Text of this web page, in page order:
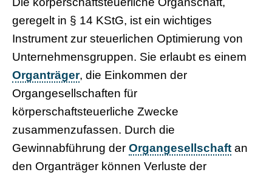
geregelt in § 14 KStG, ist ein wichtiges
Instrument zur steuerlichen Optimierung von
Unternehmensgruppen. Sie erlaubt es einem
Organträger, die Einkommen der
Organgesellschaften für
körperschaftsteuerliche Zwecke
zusammenzufassen. Durch die
Gewinnabführung der Organgesellschaft an
den Organträger können Verluste der